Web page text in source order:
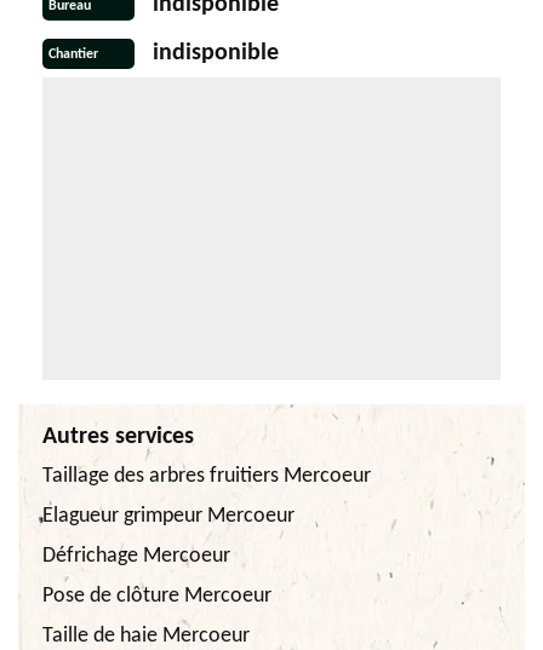
Bureau indisponible
Chantier indisponible
Autres services
Taillage des arbres fruitiers Mercoeur
Elagueur grimpeur Mercoeur
Défrichage Mercoeur
Pose de clôture Mercoeur
Taille de haie Mercoeur